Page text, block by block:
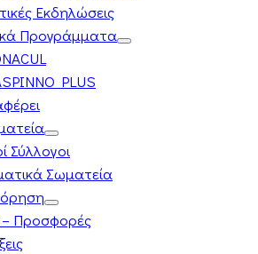
Εκδηλώσεις
Προγράμματα
PLUS
Σύλλογοι
Σωματεία
– Προσφορές